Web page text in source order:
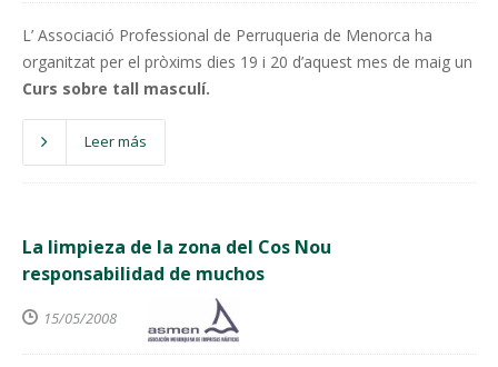
L’ Associació Professional de Perruqueria de Menorca ha
organitzat per el pròxims dies 19 i 20 d’aquest mes de maig un
Curs sobre tall masculí.
Leer más
La limpieza de la zona del Cos Nou
responsabilidad de muchos
15/05/2008